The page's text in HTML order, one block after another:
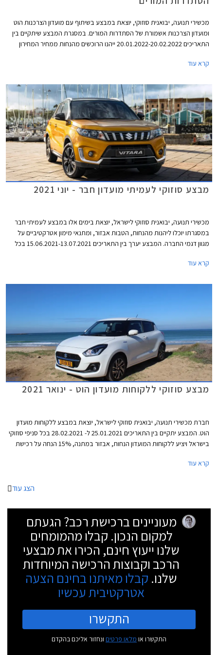
מכשירי תנועה, יבואנית סוזוקי, יוצאת במבצע בשיתוף עם מועדון הצרכנות הוט
ומועדון הצרכנות אשמורת של הסתדרות המורים. במסגרת המבצע שיתקיים בין
התאריכים 20.01.2022-20.02.2022 ייהנו הרוכשים מהנחות ממחיר המחירון
חברת הליסינג כספא מבית מכשירי תנועה, עם אופציה לחבילת שירות הכוללת
קרא עוד
מבצע סוזוקי לעמיתי מועדון חבר - יוני 2021
מכשירי תנועה, יבואנית סוזוקי לישראל, יוצאת בימים אלו במבצע לעמיתי חבר
במסגרתו יוכלו ליהנות מהנחות, הטבות אבזור, ומתנאי מימון אטרקטיביים על
מגוון דגמי החברה. המבצע יערך בין התאריכים 15.06.2021-13.07.2021 בכל
קרא עוד
מבצע סוזוקי ללקוחות מועדון הוט - ינואר 2021
חברת מכשירי תנועה, יבואנית סוזוקי לישראל, יוצאת במבצע ללקוחות מועדון
הוט. המבצע יתקיים בין התאריכים 25.01.2021 ל- 28.02.2021 בכל סניפי סוזוקי
בישראל ויציע ללקוחות המועדון הנחות, אבזור במתנה, 15% הנחה על רכישת
של המועדון, ואפשרות להלוואה ללא ריבית עד 70,000 ₪.
קרא עוד
הצג עוד
מעוניינים ברכישת רכב? הגעתם
למקום הנכון. קבלו מהמומחים
שלנו ייעוץ חינם, הכירו את מבצעי
הרכב וקבוצות הרכישה המיוחדות
שלנו. קבלו מאיתנו בחינם הצעה
אטרקטיבית עכשיו
התקשרו
התקשרו או מלאו פרטים ונחזור אליכם בהקדם